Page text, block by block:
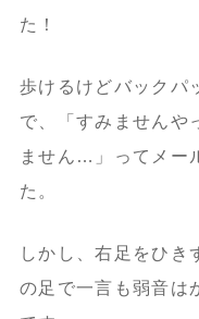
た！
歩けるけどバックパ
で、「すみませんや
ません…」ってメー
た。
しかし、右足をひき
の足で一言も弱音は